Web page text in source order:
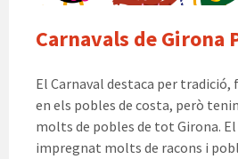
Carnavals de Girona
El Carnaval destaca per tradició,
en els pobles de costa, però
molts de pobles de tot Girona. El
impregnat molts de racons i